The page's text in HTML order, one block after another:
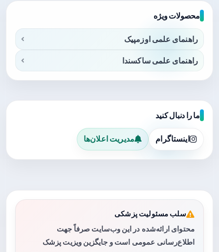
محصولات ویژه
راهنمای علمی اوزمپیک
راهنمای علمی ساکسندا
ما را دنبال کنید
اینستاگرام مدیریت اعلان‌ها
سلب مسئولیت پزشکی
محتوای ارائه‌شده در این وب‌سایت صرفاً جهت
اطلاع‌رسانی عمومی است و جایگزین ویزیت پزشک